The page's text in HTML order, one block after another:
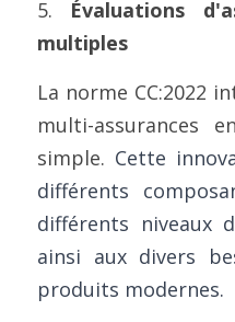
5. Évaluations
multiples
La norme CC:2022
multi-assurances
simple. Cette
différents
différents niveaux
ainsi aux divers
produits modernes.